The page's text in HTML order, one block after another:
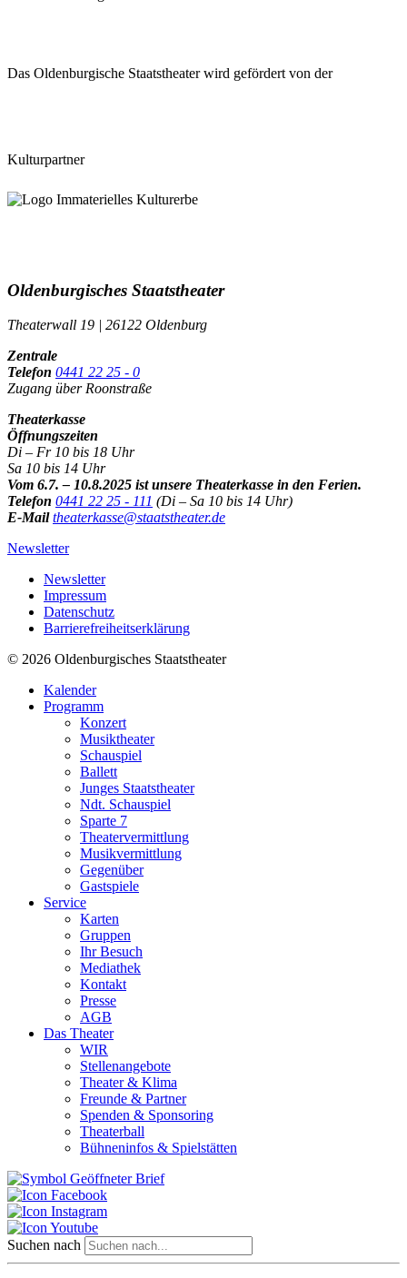
Das Oldenburgische Staatstheater wird gefördert von der
Kulturpartner
Oldenburgisches Staatstheater
Theaterwall 19 | 26122 Oldenburg
Zentrale
Telefon 0441 22 25 - 0
Zugang über Roonstraße
Theaterkasse
Öffnungszeiten
Di – Fr 10 bis 18 Uhr
Sa 10 bis 14 Uhr
Vom 6.7. – 10.8.2025 ist unsere Theaterkasse in den Ferien.
Telefon 0441 22 25 - 111 (Di – Sa 10 bis 14 Uhr)
E-Mail theaterkasse@staatstheater.de
Newsletter
Newsletter
Impressum
Datenschutz
Barrierefreiheitserklärung
© 2026 Oldenburgisches Staatstheater
Kalender
Programm
Konzert
Musiktheater
Schauspiel
Ballett
Junges Staatstheater
Ndt. Schauspiel
Sparte 7
Theatervermittlung
Musikvermittlung
Gegenüber
Gastspiele
Service
Karten
Gruppen
Ihr Besuch
Mediathek
Kontakt
Presse
AGB
Das Theater
WIR
Stellenangebote
Theater & Klima
Freunde & Partner
Spenden & Sponsoring
Theaterball
Bühneninfos & Spielstätten
Suchen nach